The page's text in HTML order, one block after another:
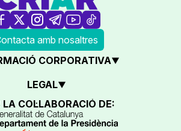
amb nosaltres
CORPORATIVA
LEGAL
COL·LABORACIÓ DE: